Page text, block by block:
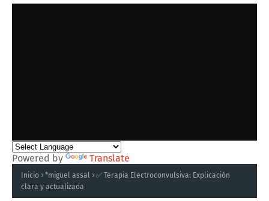
Powered by Translate
Inicio *miguel assal
✅ Terapia Electroconvulsiva: Explicación
clara y actualizada